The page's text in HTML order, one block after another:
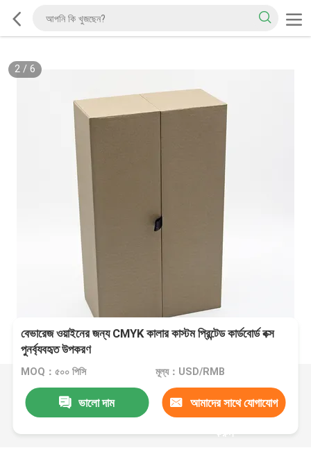
2/ 6
বেভারেজ ওয়াইনের জন্য CMYK কালার কাস্টম প্রিন্টেড কার্ডবোর্ড বক্স
পুনর্ব্যবহৃত উপকরণ
MOQ：৫০০ পিসি মূল্য：USD/RMB
ভালো দাম আমাদের সাথে যোগাযোগ
করুন